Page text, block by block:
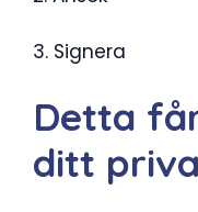
3. Signera
Detta
ditt